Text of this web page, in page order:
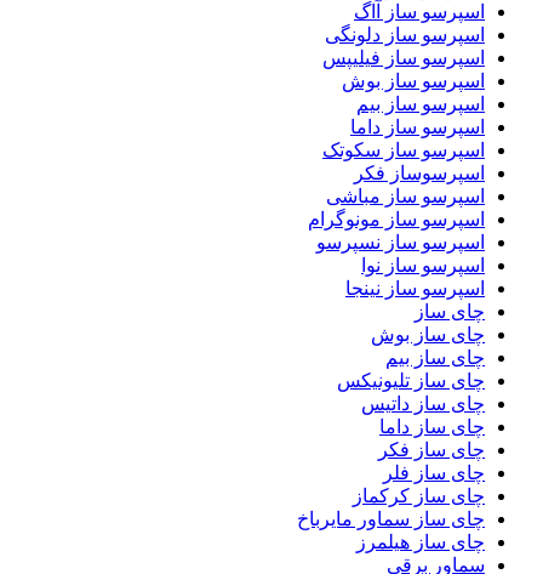
اسپرسو ساز آاگ
اسپرسو ساز دلونگی
اسپرسو ساز فیلیپس
اسپرسو ساز بوش
اسپرسو ساز بیم
اسپرسو ساز داما
اسپرسو ساز سکوتک
اسپرسوساز فکر
اسپرسو ساز مباشی
اسپرسو ساز مونوگرام
اسپرسو ساز نسپرسو
اسپرسو ساز نوا
اسپرسو ساز نینجا
چای ساز
چای ساز بوش
چای ساز بیم
چای ساز تلیونیکس
چای ساز داتیس
چای ساز داما
چای ساز فکر
چای ساز فلر
چای ساز کرکماز
چای ساز سماور مایرباخ
چای ساز هیلمرز
سماور برقی